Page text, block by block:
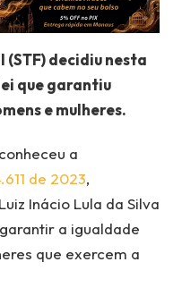
(STF) decidiu nesta
que garantiu
e mulheres.
a
de 2023,
Inácio Lula da Silva
a igualdade
que exercem a